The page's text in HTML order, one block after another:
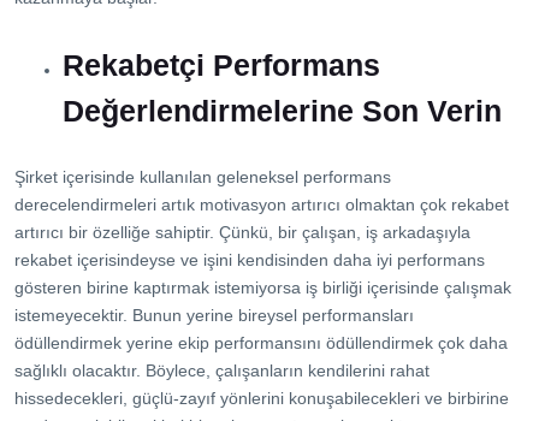
Rekabetçi Performans
Değerlendirmelerine Son Verin
Şirket içerisinde kullanılan geleneksel performans
derecelendirmeleri artık motivasyon artırıcı olmaktan çok rekabet
artırıcı bir özelliğe sahiptir. Çünkü, bir çalışan, iş arkadaşıyla
rekabet içerisindeyse ve işini kendisinden daha iyi performans
gösteren birine kaptırmak istemiyorsa iş birliği içerisinde çalışmak
istemeyecektir. Bunun yerine bireysel performansları
ödüllendirmek yerine ekip performansını ödüllendirmek çok daha
sağlıklı olacaktır. Böylece, çalışanların kendilerini rahat
hissedecekleri, güçlü-zayıf yönlerini konuşabilecekleri ve birbirine